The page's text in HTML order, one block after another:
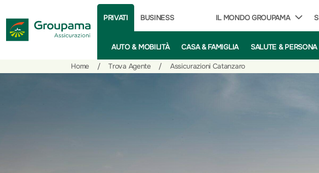
al
ai
alle
PRIVATI BUSINESS IL MONDO GROUPAMA
AUTO & MOBILITÀ CASA & FAMIGLIA SALUTE & PERSONA
Home / Trova Agente / Assicurazioni Catanzaro